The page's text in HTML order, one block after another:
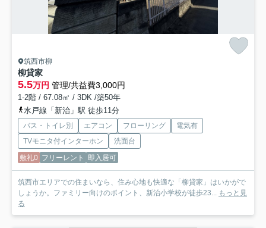
筑西市柳
柳貸家
5.5万円 管理/共益費3,000円
1-2階 / 67.08㎡ / 3DK /築50年
水戸線「新治」駅 徒歩11分
バス・トイレ別 エアコン フローリング
電気有
TVモニタ付インターホン
洗面台
敷礼0 フリーレント 即入居可
筑西市エリアでの住まいなら、住み心地も快適な「柳貸家」はいかがで
しょうか。ファミリー向けのポイント、新治小学校が徒歩23... もっと見
る